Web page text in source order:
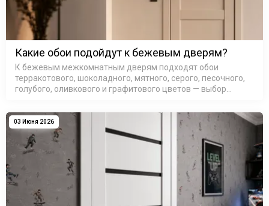
Какие обои подойдут к бежевым дверям?
К бежевым межкомнатным дверям подходят обои
терракотового, шоколадного, мятного, серого, песочного,
голубого, оливкового и графитового цветов — выбор
Бежевые межкомнатные д…
03 Июня 2026